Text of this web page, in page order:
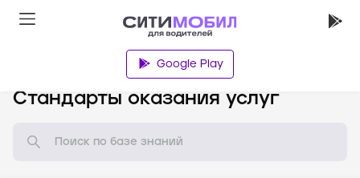
Google Play
Стандарты оказания услуг